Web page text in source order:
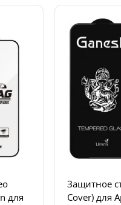
для
Защитное
Cover) для